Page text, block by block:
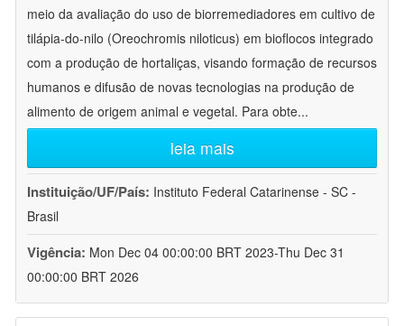
meio da avaliação do uso de biorremediadores em cultivo de
tilápia-do-nilo (Oreochromis niloticus) em bioflocos integrado
com a produção de hortaliças, visando formação de recursos
humanos e difusão de novas tecnologias na produção de
alimento de origem animal e vegetal. Para obte...
leia mais
Instituição/UF/País: Instituto Federal Catarinense - SC -
Brasil
Vigência: Mon Dec 04 00:00:00 BRT 2023-Thu Dec 31
00:00:00 BRT 2026